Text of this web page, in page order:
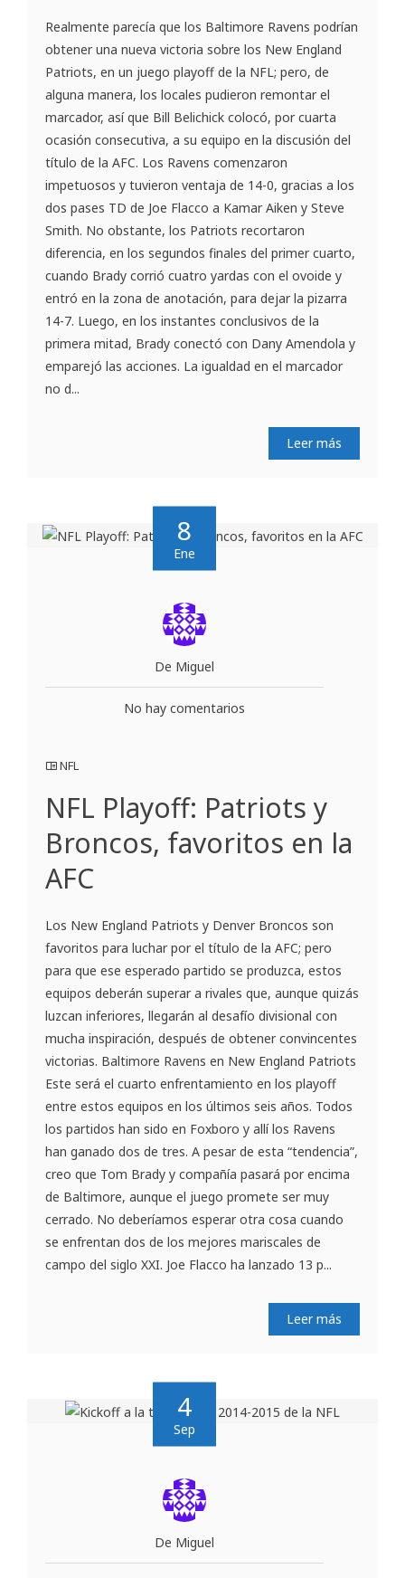
Realmente parecía que los Baltimore Ravens podrían
obtener una nueva victoria sobre los New England
Patriots, en un juego playoff de la NFL; pero, de
alguna manera, los locales pudieron remontar el
marcador, así que Bill Belichick colocó, por cuarta
ocasión consecutiva, a su equipo en la discusión del
título de la AFC. Los Ravens comenzaron
impetuosos y tuvieron ventaja de 14-0, gracias a los
dos pases TD de Joe Flacco a Kamar Aiken y Steve
Smith. No obstante, los Patriots recortaron
diferencia, en los segundos finales del primer cuarto,
cuando Brady corrió cuatro yardas con el ovoide y
entró en la zona de anotación, para dejar la pizarra
14-7. Luego, en los instantes conclusivos de la
primera mitad, Brady conectó con Dany Amendola y
emparejó las acciones. La igualdad en el marcador
no d...
Leer más
8
Ene
De Miguel
No hay comentarios
NFL
NFL Playoff: Patriots y
Broncos, favoritos en la
AFC
Los New England Patriots y Denver Broncos son
favoritos para luchar por el título de la AFC; pero
para que ese esperado partido se produzca, estos
equipos deberán superar a rivales que, aunque quizás
luzcan inferiores, llegarán al desafío divisional con
mucha inspiración, después de obtener convincentes
victorias. Baltimore Ravens en New England Patriots
Este será el cuarto enfrentamiento en los playoff
entre estos equipos en los últimos seis años. Todos
los partidos han sido en Foxboro y allí los Ravens
han ganado dos de tres. A pesar de esta “tendencia”,
creo que Tom Brady y compañía pasará por encima
de Baltimore, aunque el juego promete ser muy
cerrado. No deberíamos esperar otra cosa cuando
se enfrentan dos de los mejores mariscales de
campo del siglo XXI. Joe Flacco ha lanzado 13 p...
Leer más
4
Sep
De Miguel